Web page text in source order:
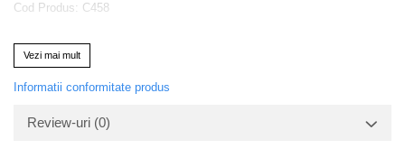
Cod Produs: C458
Pret de vanzare : 650 Ron
Va rugam verificati eticheta produsului inainte de curatare!
Va rugam sa retineti ca o usoara discrepanta de culoare ar trebui sa fie
Vezi mai mult
Informatii conformitate produs
Review-uri (0)